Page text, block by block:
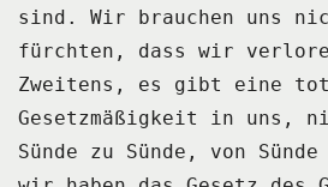
sind.
Wir brauchen uns
fürchten, dass wir
Zweitens, es gibt eine
Gesetzmäßigkeit in uns,
Sünde zu Sünde, von